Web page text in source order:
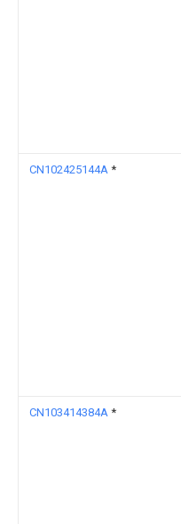
CN102425144A *
CN103414384A *